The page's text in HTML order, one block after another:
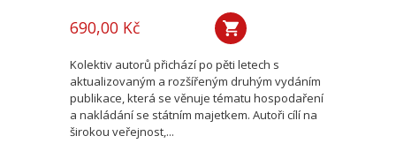
690,00 Kč
Kolektiv autorů přichází po pěti letech s
aktualizovaným a rozšířeným druhým vydáním
publikace, která se věnuje tématu hospodaření
a nakládání se státním majetkem. Autoři cílí na
širokou veřejnost,...